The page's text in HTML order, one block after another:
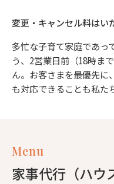
変更・キャンセル料はい
多忙な子育て家庭であっ
う、2営業日前（18時ま
ん。お客さまを最優先に
も対応できることも私た
Menu
家事代行（ハウ